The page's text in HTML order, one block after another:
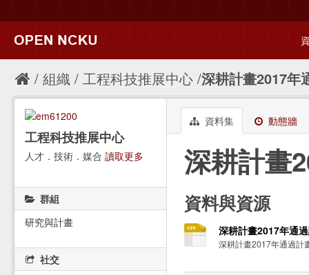
組織 工程科技推展中心 深耕計畫2017年
資料集 動態牆
深耕計畫
資料與資源
深耕計畫2017年通
深耕計畫2017年通過計
工程科技推展中心
人才．技術．媒合 讀取更多
群組
研究與計畫
社交